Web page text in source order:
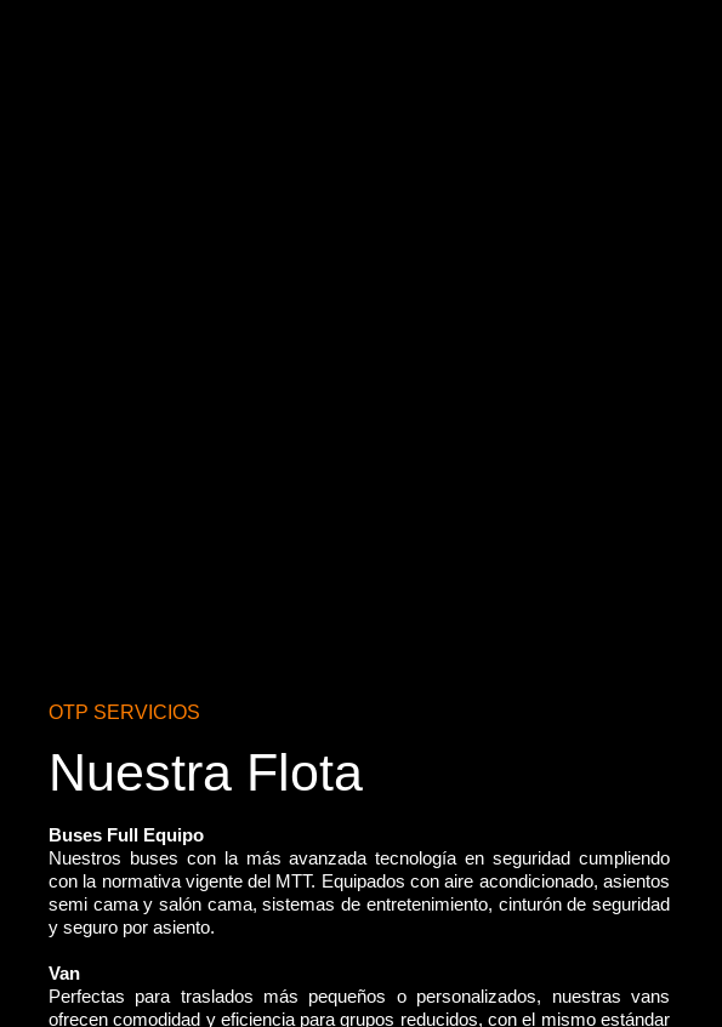
OTP SERVICIOS
Nuestra Flota
Buses Full Equipo
Nuestros buses con la más avanzada tecnología en seguridad cumpliendo
con la normativa vigente del MTT. Equipados con aire acondicionado, asientos
semi cama y salón cama, sistemas de entretenimiento, cinturón de seguridad
y seguro por asiento.
Van
Perfectas para traslados más pequeños o personalizados, nuestras vans
ofrecen comodidad y eficiencia para grupos reducidos, con el mismo estándar